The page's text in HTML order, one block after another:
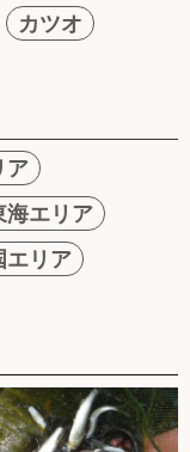
カツオ
ア
海エリア
エリア